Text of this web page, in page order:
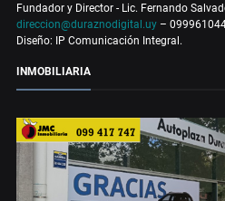
Fundador y Director - Lic. Fernando
direccion@duraznodigital.uy –
Diseño: IP Comunicación Integral.
INMOBILIARIA